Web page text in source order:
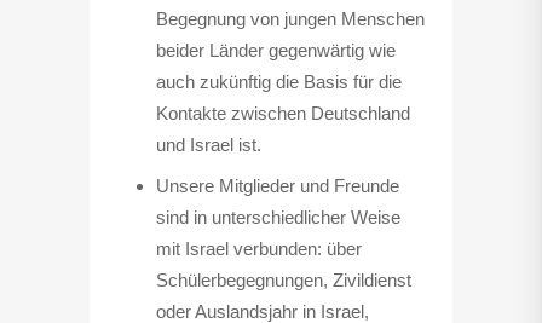
Begegnung von jungen Menschen
beider Länder gegenwärtig wie
auch zukünftig die Basis für die
Kontakte zwischen Deutschland
und Israel ist.
Unsere Mitglieder und Freunde
sind in unterschiedlicher Weise
mit Israel verbunden: über
Schülerbegegnungen, Zivildienst
oder Auslandsjahr in Israel,